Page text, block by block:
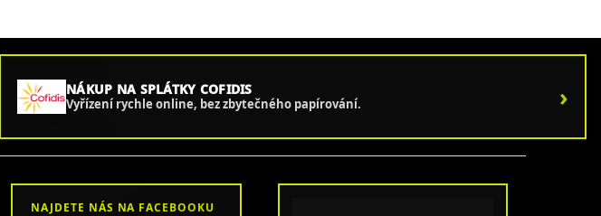
NÁKUP NA SPLÁTKY COFIDIS
Vyřízení rychle online, bez zbytečného papírování. ›
NAJDETE NÁS NA FACEBOOKU